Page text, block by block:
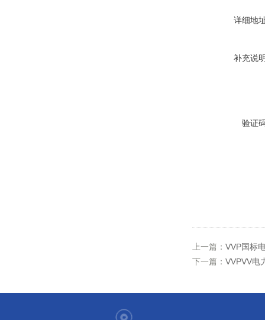
详细地
补充说
验证
上一篇： VVP国标
下一篇： VVPVV电